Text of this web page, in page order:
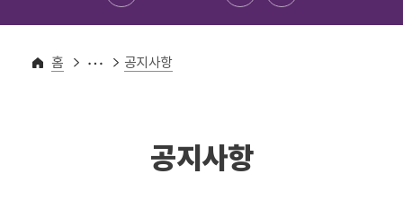
홈
알림마당 공지사항
공지사항